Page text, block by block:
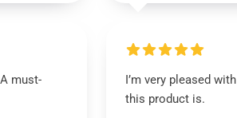
must-
I’m very pleased
this product is.